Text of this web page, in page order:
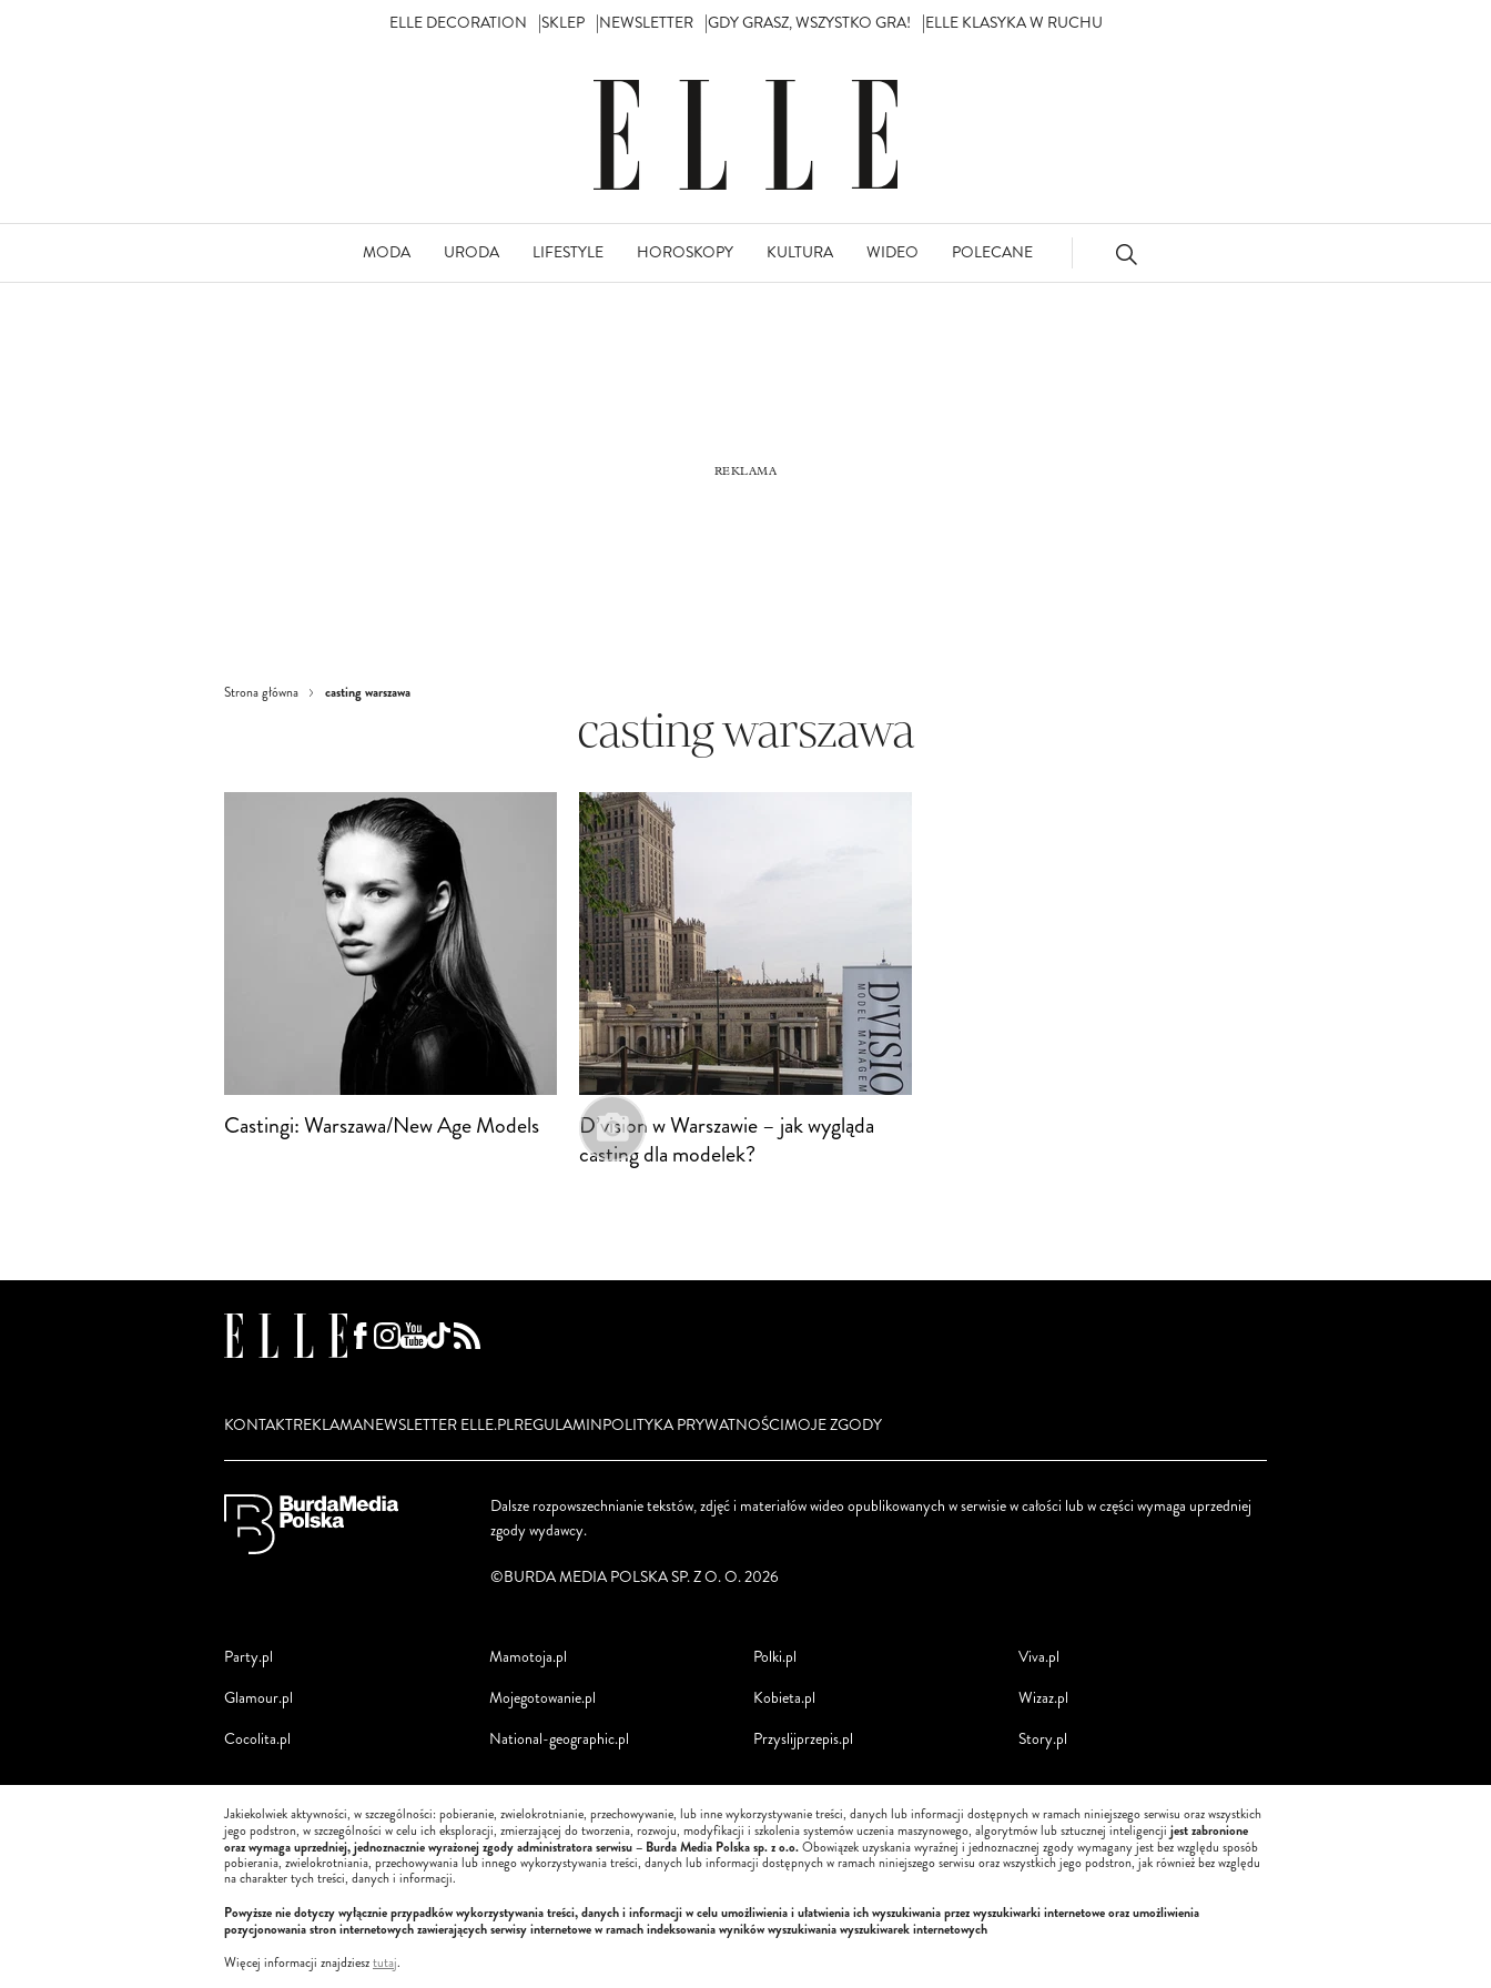
ELLE DECORATION SKLEP NEWSLETTER GDY GRASZ, WSZYSTKO GRA! ELLE KLASYKA W RUCHU
MODA URODA LIFESTYLE HOROSKOPY KULTURA WIDEO POLECANE
Strona główna casting warszawa
casting warszawa
Castingi: Warszawa/New Age Models
D’vision w Warszawie – jak wygląda
casting dla modelek?
KONTAKTREKLAMANEWSLETTER ELLE.PLREGULAMINPOLITYKA PRYWATNOŚCIMOJE ZGODY
Dalsze rozpowszechnianie tekstów, zdjęć i materiałów wideo opublikowanych w serwisie w całości lub w części wymaga uprzedniej
zgody wydawcy.
©BURDA MEDIA POLSKA SP. Z O. O. 2026
Party.pl
Glamour.pl
Cocolita.pl
Mamotoja.pl
Mojegotowanie.pl
National-geographic.pl
Polki.pl
Kobieta.pl
Przyslijprzepis.pl
Viva.pl
Wizaz.pl
Story.pl
Jakiekolwiek aktywności, w szczególności: pobieranie, zwielokrotnianie, przechowywanie, lub inne wykorzystywanie treści, danych lub informacji dostępnych w ramach niniejszego serwisu oraz wszystkich
jego podstron, w szczególności w celu ich eksploracji, zmierzającej do tworzenia, rozwoju, modyfikacji i szkolenia systemów uczenia maszynowego, algorytmów lub sztucznej inteligencji jest zabronione
oraz wymaga uprzedniej, jednoznacznie wyrażonej zgody administratora serwisu – Burda Media Polska sp. z o.o.Obowiązek uzyskania wyraźnej i jednoznacznej zgody wymagany jest bez względu sposób
pobierania, zwielokrotniania, przechowywania lub innego wykorzystywania treści, danych lub informacji dostępnych w ramach niniejszego serwisu oraz wszystkich jego podstron, jak również bez względu
na charakter tych treści, danych i informacji.
Powyższe nie dotyczy wyłącznie przypadków wykorzystywania treści, danych i informacji w celu umożliwienia i ułatwienia ich wyszukiwania przez wyszukiwarki internetowe oraz umożliwienia
pozycjonowania stron internetowych zawierających serwisy internetowe w ramach indeksowania wyników wyszukiwania wyszukiwarek internetowych
Więcej informacji znajdziesztutaj.